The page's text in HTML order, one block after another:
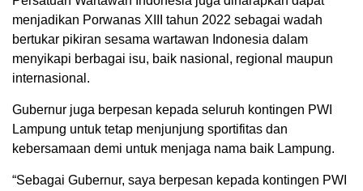
menjadikan Porwanas XIII tahun 2022 sebagai wadah
bertukar pikiran sesama wartawan Indonesia dalam
menyikapi berbagai isu, baik nasional, regional maupun
internasional.
Gubernur juga berpesan kepada seluruh kontingen PWI
Lampung untuk tetap menjunjung sportifitas dan
kebersamaan demi untuk menjaga nama baik Lampung.
“Sebagai Gubernur, saya berpesan kepada kontingen PWI